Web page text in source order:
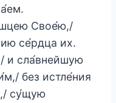
Свое́ю,/
се́рдца их.
и сла́внейшую
без истле́ния
су́щую